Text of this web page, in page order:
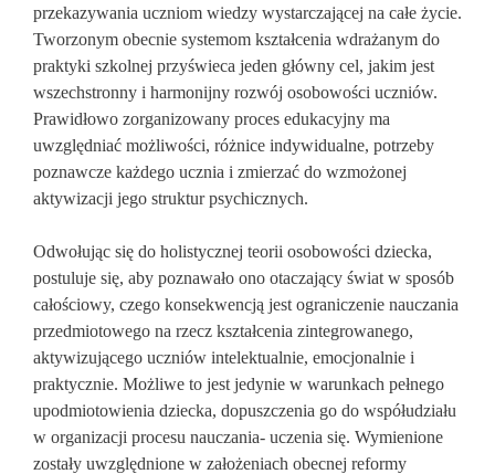
przekazywania uczniom wiedzy wystarczającej na całe życie.
Tworzonym obecnie systemom kształcenia wdrażanym do
praktyki szkolnej przyświeca jeden główny cel, jakim jest
wszechstronny i harmonijny rozwój osobowości uczniów.
Prawidłowo zorganizowany proces edukacyjny ma
uwzględniać możliwości, różnice indywidualne, potrzeby
poznawcze każdego ucznia i zmierzać do wzmożonej
aktywizacji jego struktur psychicznych.
Odwołując się do holistycznej teorii osobowości dziecka,
postuluje się, aby poznawało ono otaczający świat w sposób
całościowy, czego konsekwencją jest ograniczenie nauczania
przedmiotowego na rzecz kształcenia zintegrowanego,
aktywizującego uczniów intelektualnie, emocjonalnie i
praktycznie. Możliwe to jest jedynie w warunkach pełnego
upodmiotowienia dziecka, dopuszczenia go do współudziału
w organizacji procesu nauczania- uczenia się. Wymienione
zostały uwzględnione w założeniach obecnej reformy